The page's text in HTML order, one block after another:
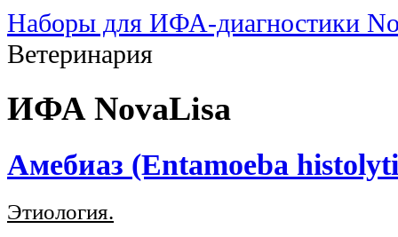
Наборы для ИФА-диагностики
Ветеринария
ИФА NovaLisa
Амебиаз (Entamoeba
Этиология.